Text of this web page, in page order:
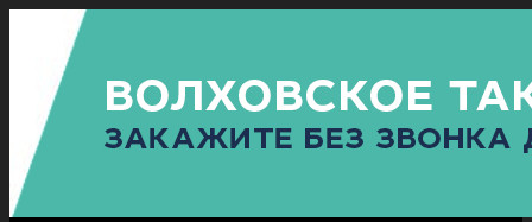
Найти:
ГЛАВНАЯ ПОЛИТИКАПРОИСШЕСТВИЯ ПРОКУРАТУРАСПОРТ
ПОЛИТИКА